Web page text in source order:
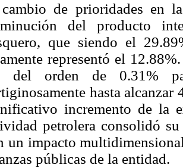
de prioridades en
del producto
que siendo el
representó el
del orden de 0.31%
hasta
incremento de la
petrolera consolidó
un impacto
públicas de la entidad.